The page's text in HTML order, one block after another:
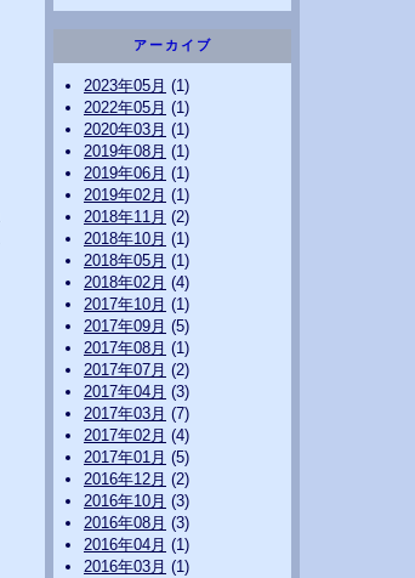
アーカイブ
2023年05月 (1)
2022年05月 (1)
2020年03月 (1)
2019年08月 (1)
2019年06月 (1)
2019年02月 (1)
2018年11月 (2)
2018年10月 (1)
2018年05月 (1)
2018年02月 (4)
2017年10月 (1)
2017年09月 (5)
2017年08月 (1)
2017年07月 (2)
2017年04月 (3)
2017年03月 (7)
2017年02月 (4)
2017年01月 (5)
2016年12月 (2)
2016年10月 (3)
2016年08月 (3)
2016年04月 (1)
2016年03月 (1)